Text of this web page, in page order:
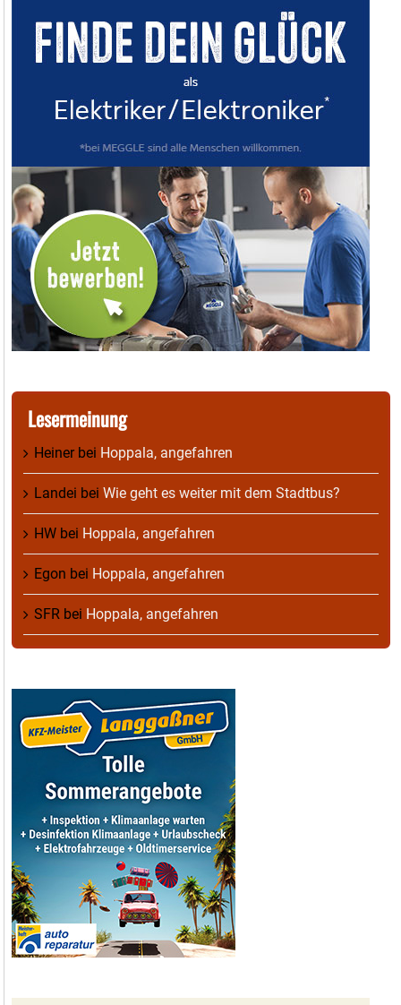
Lesermeinung
Heinerbei Hoppala, angefahren
Landei bei Wie geht es weiter mit dem Stadtbus?
HW bei Hoppala, angefahren
Egon bei Hoppala, angefahren
SFR bei Hoppala, angefahren